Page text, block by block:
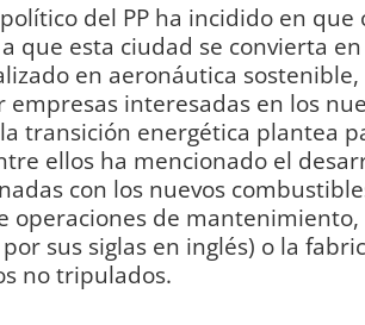
del PP ha incidido en que
que esta ciudad se convierta
en aeronáutica
interesadas en los
transición energética plantea
ellos ha mencionado el
con los nuevos
operaciones de
sus siglas en inglés) o la
no tripulados.